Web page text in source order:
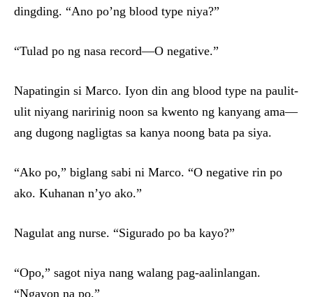
dingding. “Ano po’ng blood type niya?”
“Tulad po ng nasa record—O negative.”
Napatingin si Marco. Iyon din ang blood type na paulit-
ulit niyang naririnig noon sa kwento ng kanyang ama—
ang dugong nagligtas sa kanya noong bata pa siya.
“Ako po,” biglang sabi ni Marco. “O negative rin po
ako. Kuhanan n’yo ako.”
Nagulat ang nurse. “Sigurado po ba kayo?”
“Opo,” sagot niya nang walang pag-aalinlangan.
“Ngayon na po.”